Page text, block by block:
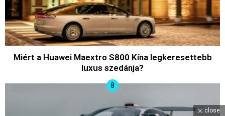
Miért a Huawei Maextro S800 Kína legkeresettebb
luxus szedánja?
close